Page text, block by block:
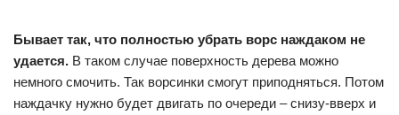
Бывает так, что полностью убрать ворс наждаком не
удается. В таком случае поверхность дерева можно
немного смочить. Так ворсинки смогут приподняться. Потом
наждачку нужно будет двигать по очереди – снизу-вверх и